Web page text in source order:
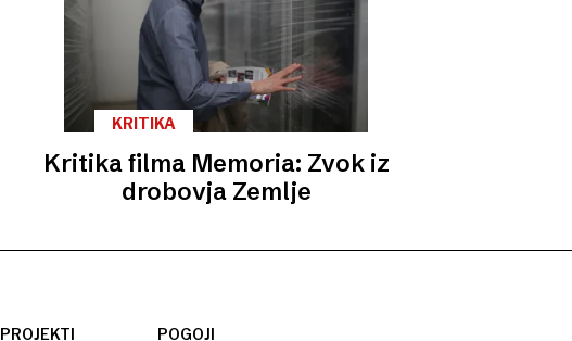
KRITIKA
Kritika filma Memoria: Zvok iz
drobovja Zemlje
PROJEKTI POGOJI